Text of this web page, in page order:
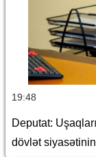
19:48
Deputat:
dövlət